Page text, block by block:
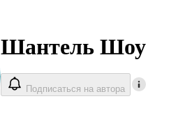
Шантель Шоу
Подписаться на автора